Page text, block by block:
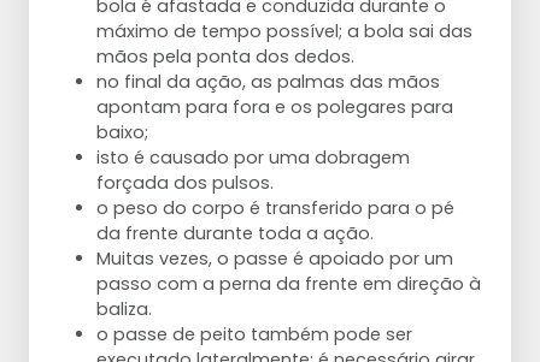
bola é afastada e conduzida durante o
máximo de tempo possível; a bola sai das
mãos pela ponta dos dedos.
no final da ação, as palmas das mãos
apontam para fora e os polegares para
baixo;
isto é causado por uma dobragem
forçada dos pulsos.
o peso do corpo é transferido para o pé
da frente durante toda a ação.
Muitas vezes, o passe é apoiado por um
passo com a perna da frente em direção à
baliza.
o passe de peito também pode ser